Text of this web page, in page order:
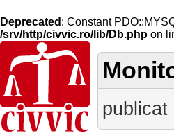
Deprecated : Constant
/srv/http/civvic.ro/lib/Db.php on
publicat